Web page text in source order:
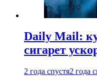
Daily Mail:
сигарет
2 года спустя2 года